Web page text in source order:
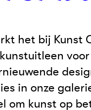
het bij Kunst
in onze
om kunst op